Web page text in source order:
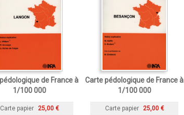
de France à
1/100 000
Carte papier 25,00 €
Carte pédologique de France à
1/100 000
Carte papier 25,00 €